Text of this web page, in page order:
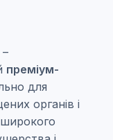
преміум-
для
органів і